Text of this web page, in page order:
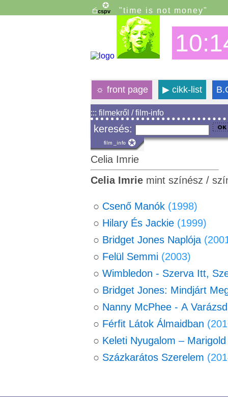
"time is not money"
☼ front page ▶cikk-list
::: filmekről / film-info
keresés:
Celia Imrie
Celia Imriemint színész /
○ Csenő Manók (1998)
○ Hilary És Jackie (1999)
○ Bridget Jones Naplója
○ Felül Semmi (2003)
○ Wimbledon - Szerva Itt,
○ Bridget Jones: Mindjárt
○ Nanny McPhee - A
○ Férfit Látok Álmaidban
○ Keleti Nyugalom –
○ Százkarátos Szerelem